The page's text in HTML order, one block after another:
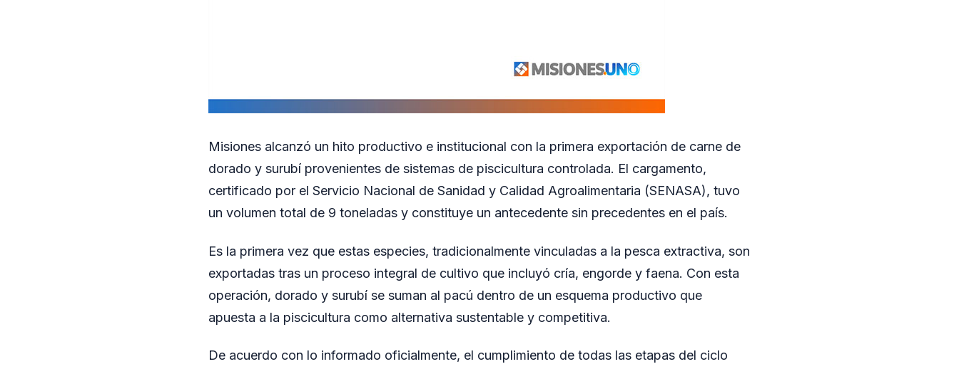
Misiones alcanzó un hito productivo e institucional con la primera exportación de carne de
dorado y surubí provenientes de sistemas de piscicultura controlada. El cargamento,
certificado por el Servicio Nacional de Sanidad y Calidad Agroalimentaria (SENASA), tuvo
un volumen total de 9 toneladas y constituye un antecedente sin precedentes en el país.
Es la primera vez que estas especies, tradicionalmente vinculadas a la pesca extractiva, son
exportadas tras un proceso integral de cultivo que incluyó cría, engorde y faena. Con esta
operación, dorado y surubí se suman al pacú dentro de un esquema productivo que
apuesta a la piscicultura como alternativa sustentable y competitiva.
De acuerdo con lo informado oficialmente, el cumplimiento de todas las etapas del ciclo